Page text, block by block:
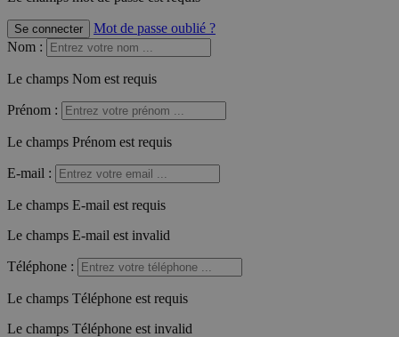
Se connecter
Mot de passe oublié ?
Nom :
Le champs Nom est requis
Prénom :
Le champs Prénom est requis
E-mail :
Le champs E-mail est requis
Le champs E-mail est invalid
Téléphone :
Le champs Téléphone est requis
Le champs Téléphone est invalid